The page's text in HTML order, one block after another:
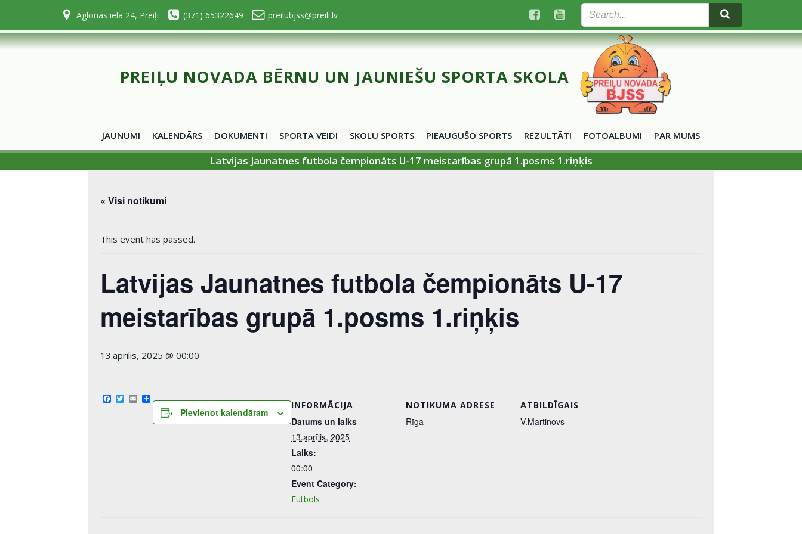
content
Aglonas iela 24, Preiļi (371) 65322649 preilubjss@preili.lv
PREIĻU NOVADA BĒRNU UN JAUNIEŠU SPORTA SKOLA
JAUNUMI KALENDĀRS DOKUMENTI SPORTA VEIDI SKOLU SPORTS PIEAUGUŠO SPORTS REZULTĀTI FOTOALBUMI PAR MUMS
Latvijas Jaunatnes futbola čempionāts U-17 meistarības grupā 1.posms 1.riņķis
« Visi notikumi
This event has passed.
Latvijas Jaunatnes futbola čempionāts U-17
meistarības grupā 1.posms 1.riņķis
13.aprīlis, 2025 @ 00:00
Facebook
Twitter
EmailShare
Pievienot kalendāram
INFORMĀCIJA
Datums un laiks
13.aprīlis, 2025
Laiks:
00:00
Event Category:
Futbols
NOTIKUMA ADRESE
Rīga
ATBILDĪGAIS
V.Martinovs